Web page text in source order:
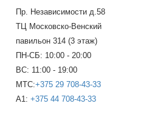
Пр. Независимости д.58
ТЦ Московско-Венский
павильон 314 (3 этаж)
ПН-СБ: 10:00 - 20:00
ВС: 11:00 - 19:00
МТС:+375 29 708-43-33
A1: +375 44 708-43-33